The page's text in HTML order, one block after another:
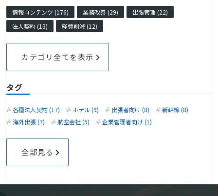
情報コンテンツ (176) 業務改善 (29)
出張管理 (22)
法人契約 (13)
経費削減 (12)
カテゴリ全てを表示
タグ
各種法人契約 (17) ホテル (9) 出張者向け (8)
新幹線 (8)
海外出張 (7)
航空会社 (5) 企業管理者向け (1)
全部見る